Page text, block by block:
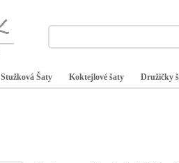
Stužková Šaty Koktejlové šaty Družičky